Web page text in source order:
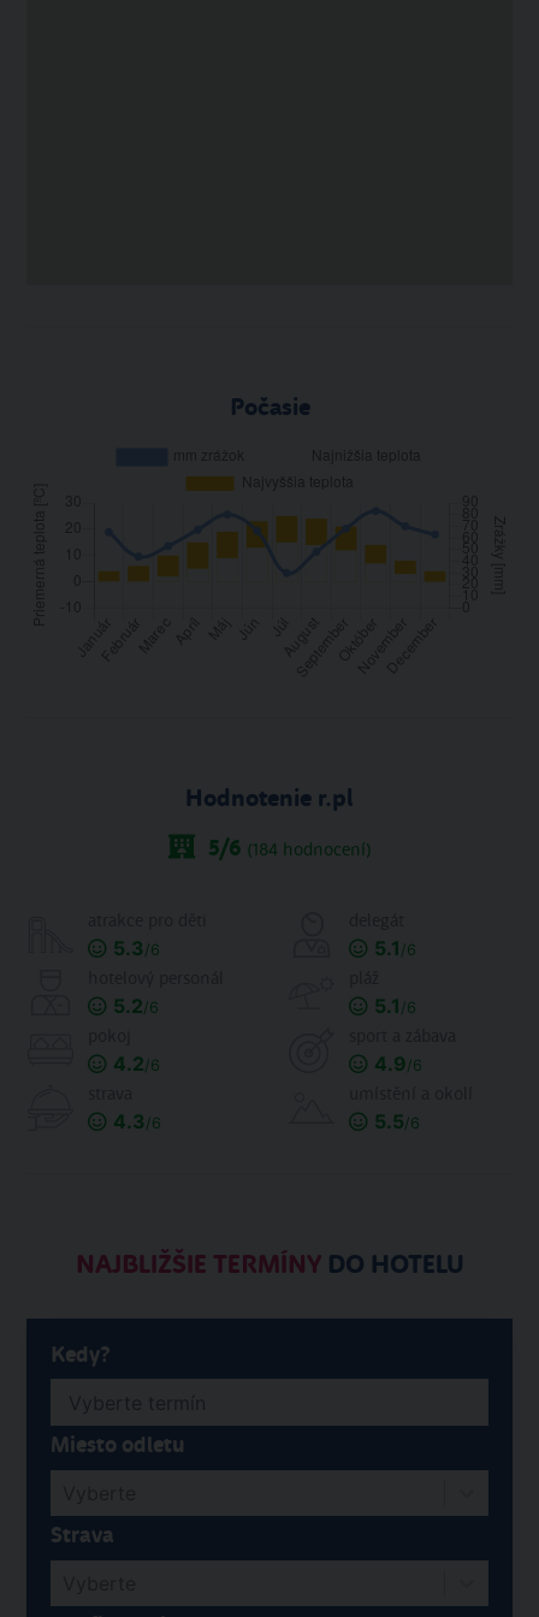
Počasie
Hodnotenie r.pl
5/6 (184 hodnocení)
5.3/6 5.1 /6
5.2/6 5.1 /6
4.2/6 4.9/6
4.3/6 5.5/6
NAJBLIŽŠIE TERMÍNYDO HOTELU
Kedy?
Miesto odletu
Strava